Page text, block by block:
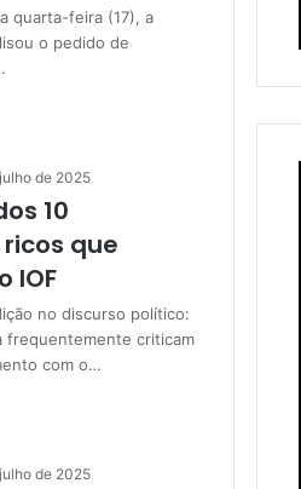
quarta-feira (17), a
o pedido de
de 2025
10
que
IOF
no discurso político:
frequentemente criticam
com o…
de 2025